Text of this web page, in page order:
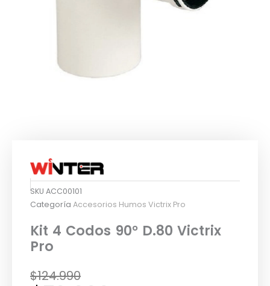
SKU ACC00101
Categoría Accesorios Humos Victrix Pro
Kit 4 Codos 90° D.80 Victrix
Pro
$124.990
El
El